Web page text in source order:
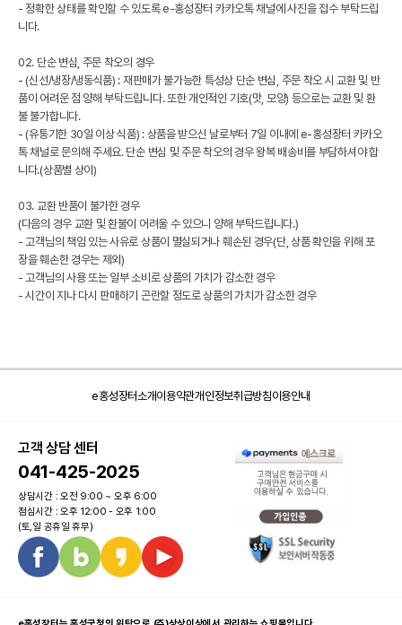
- 정확한 상태를 확인할 수 있도록 e-홍성장터 카카오톡 채널에 사진을 접수 부탁드립
니다.
02. 단순 변심, 주문 착오의 경우
- (신선/냉장/냉동식품) : 재판매가 불가능한 특성상 단순 변심, 주문 착오 시 교환 및 반
품이 어려운 점 양해 부탁드립니다. 또한 개인적인 기호(맛, 모양) 등으로는 교환 및 환
불 불가합니다.
- (유통기한 30일 이상 식품) : 상품을 받으신 날로부터 7일 이내에 e-홍성장터 카카오
톡 채널로 문의해 주세요. 단순 변심 및 주문 착오의 경우 왕복 배송비를 부담하셔야 합
니다.(상품별 상이)
03. 교환 반품이 불가한 경우
(다음의 경우 교환 및 환불이 어려울 수 있으니 양해 부탁드립니다.)
- 고객님의 책임 있는 사유로 상품이 멸실되거나 훼손된 경우(단, 상품 확인을 위해 포
장을 훼손한 경우는 제외)
- 고객님의 사용 또는 일부 소비로 상품의 가치가 감소한 경우
- 시간이 지나 다시 판매하기 곤란할 정도로 상품의 가치가 감소한 경우
e홍성장터소개이용약관개인정보취급방침이용안내
고객 상담 센터
041-425-2025
상담시간 : 오전 9:00 ~ 오후 6:00
점심시간 : 오후 12:00 - 오후 1:00
(토,일 공휴일 휴무)